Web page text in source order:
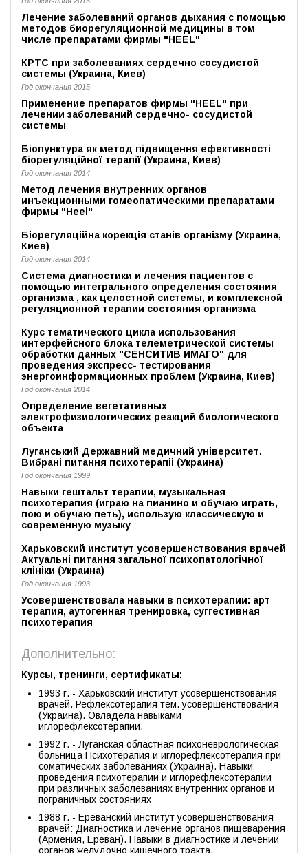
Лечение заболеваний органов дыхания с помощью
методов биорегуляционной медицины в том
числе препаратами фирмы "HEEL"
КРТС при заболеваниях сердечно сосудистой
системы (Украина, Киев)
Год окончания 2015
Применение препаратов фирмы "HEEL" при
лечении заболеваний сердечно- сосудистой
системы
Біопунктура як метод підвищення ефективності
біорегуляційної терапії (Украина, Киев)
Год окончания 2014
Метод лечения внутренних органов
инъекционными гомеопатическими препаратами
фирмы "Нeel"
Бiорегуляцiйна корекцiя станiв органiзму (Украина,
Киев)
Год окончания 2014
Система диагностики и лечения пациентов с
помощью интегрального определения состояния
организма , как целостной системы, и комплексной
регуляционной терапии состояния организма
Курс тематического цикла использования
интерфейсного блока телеметрической системы
обработки данных "СЕНСИТИВ ИМАГО" для
проведения экспресс- тестирования
энергоинформационных проблем (Украина, Киев)
Год окончания 2014
Определение вегетативных
электрофизиологических реакций биологического
объекта
Луганський Державний медичний університет.
Вибрані питання психотерапіі (Украина)
Год окончания 1999
Навыки гештальт терапии, музыкальная
психотерапия (играю на пианино и обучаю играть,
пою и обучаю петь), использую классическую и
современную музыку
Харьковский институт усовершенствования врачей
Актуальні питання загальної психопатологічної
клініки (Украина)
Год окончания 1993
Усовершенствовала навыки в психотерапии: арт
терапия, аутогенная тренировка, суггестивная
психотерапия
Дополнительно:
Курсы, тренинги, сертификаты:
1993 г. - Харьковский институт усовершенствования
врачей. Рефлексотерапия тем. усовершенствования
(Украина). Овладела навыками
иглорефлексотерапии.
1992 г. - Луганская областная психоневрологическая
больница Психотерапия и иглорефлексотерапия при
соматических заболеваниях (Украина). Навыки
проведения психотерапии и иглорефлексотерапии
при различных заболеваниях внутренних органов и
пограничных состояниях
1988 г. - Ереванский институт усовершенствования
врачей: Диагностика и лечение органов пищеварения
(Армения, Ереван). Навыки в диагностике и лечении
органов желудочно кишечного тракта.